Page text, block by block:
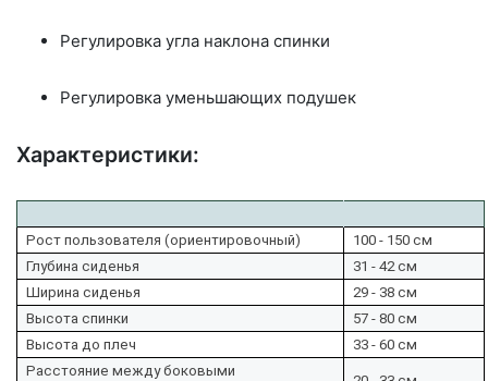
Регулировка угла наклона спинки
Регулировка уменьшающих подушек
Характеристики:
Рост пользователя (ориентировочный)
100 - 150 см
Глубина сиденья
31 - 42 см
Ширина сиденья
29 - 38 см
Высота спинки
57 - 80 см
Высота до плеч
33 - 60 см
Расстояние между боковыми